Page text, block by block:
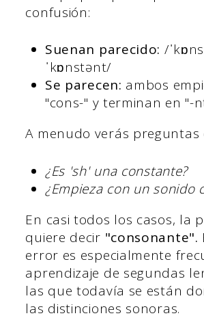
confusión:
Suenan parecido: /
ˈkɒnstənt/
Se parecen: ambos
"cons-" y terminan en "-
A menudo verás preguntas
¿Es 'sh' una constante?
¿Empieza con un sonido
En casi todos los casos, la
quiere decir "consonante".
error es especialmente
aprendizaje de segundas
las que todavía se están
las distinciones sonoras.